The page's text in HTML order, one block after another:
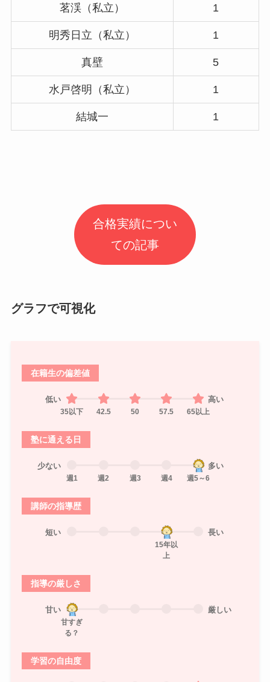
茗渓（私立） 1
明秀日立（私立） 1
真壁 5
水戸啓明（私立） 1
結城一 1
合格実績につい
ての記事
グラフで可視化
在籍生の偏差値
低い
35以下 42.5 50 57.5 65以上
高い
塾に通える日
少ない
週1 週2 週3 週4 週5～6
多い
講師の指導歴
短い
15年以
上
長い
指導の厳しさ
甘い
甘すぎ
る？
厳しい
学習の自由度